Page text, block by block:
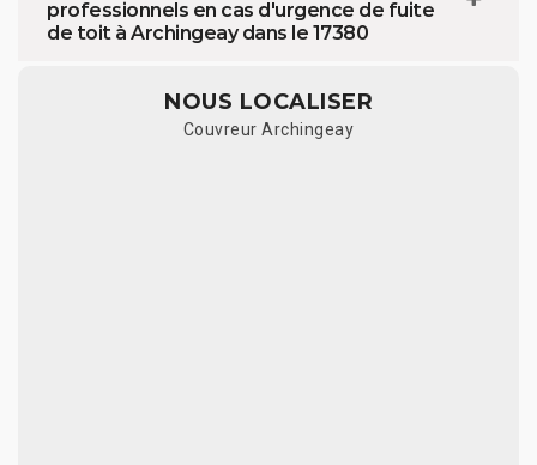
professionnels en cas d'urgence de fuite
de toit à Archingeay dans le 17380
NOUS LOCALISER
Couvreur Archingeay